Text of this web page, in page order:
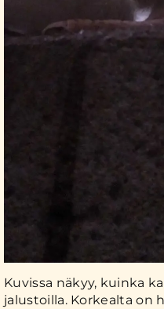
Kuvissa näkyy, kuinka
jalustoilla. Korkealta on